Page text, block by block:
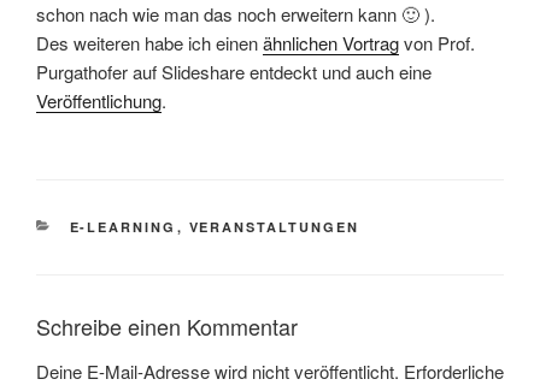
schon nach wie man das noch erweitern kann 🙂 ).
Des weiteren habe ich einenähnlichen Vortragvon Prof.
Purgathofer auf Slideshare entdeckt und auch eine
Veröffentlichung.
KATEGORIEN
E-LEARNING , VERANSTALTUNGEN
Schreibe einen Kommentar
Deine E-Mail-Adresse wird nicht veröffentlicht. Erforderliche